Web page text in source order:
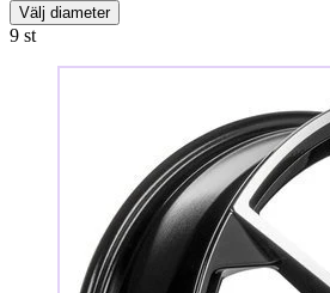
Välj diameter
9 st